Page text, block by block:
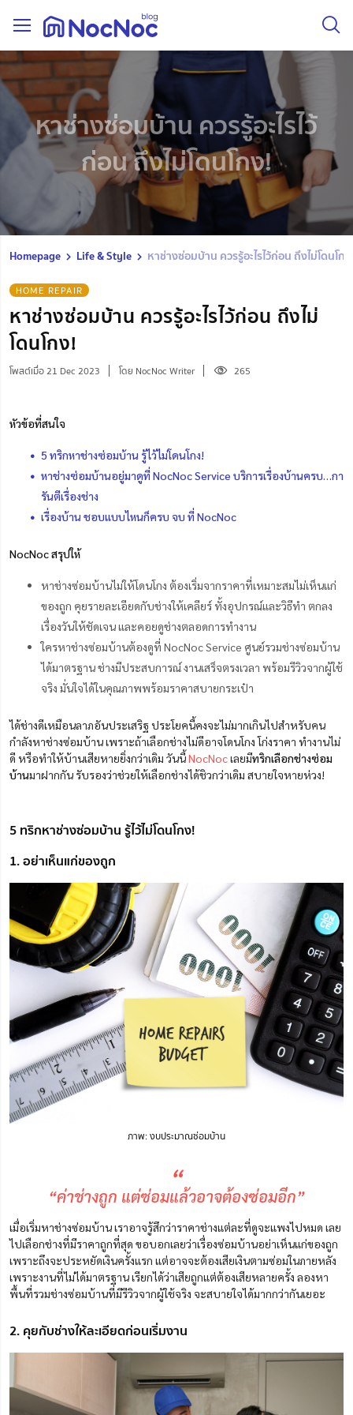
หาช่างซ่อมบ้าน ควรรู้อะไรไว้
ก่อน ถึงไม่โดนโกง!
Homepage Life & Style หาช่างซ่อมบ้าน ควรรู้อะไรไว้ก่อน ถึงไม่โดนโก
HOME REPAIR
หาช่างซ่อมบ้าน ควรรู้อะไรไว้ก่อน ถึงไม่
โดนโกง!
โพสต์เมื่อ 21 Dec 2023 โดย NocNoc Writer 265
หัวข้อที่สนใจ
5 ทริกหาช่างซ่อมบ้าน รู้ไว้ไม่โดนโกง!
หาช่างซ่อมบ้านอยู่มาดูที่ NocNoc Service บริการเรื่องบ้านครบ…กา
รันตีเรื่องช่าง
เรื่องบ้าน ชอบแบบไหนก็ครบ จบ ที่ NocNoc
NocNoc สรุปให้
หาช่างซ่อมบ้านไม่ให้โดนโกง ต้องเริ่มจากราคาที่เหมาะสมไม่เห็นแก่
ของถูก คุยรายละเอียดกับช่างให้เคลียร์ ทั้งอุปกรณ์และวิธีทำ ตกลง
เรื่องวันให้ชัดเจน และคอยดูช่างตลอดการทำงาน
ใครหาช่างซ่อมบ้านต้องดูที่ NocNoc Service ศูนย์รวมช่างซ่อมบ้าน
ได้มาตรฐาน ช่างมีประสบการณ์ งานเสร็จตรงเวลา พร้อมรีวิวจากผู้ใช้
จริง มั่นใจได้ในคุณภาพพร้อมราคาสบายกระเป๋า
ได้ช่างดีเหมือนลาภอันประเสริฐ ประโยคนี้คงจะไม่มากเกินไปสำหรับคน
กำลังหาช่างซ่อมบ้าน เพราะถ้าเลือกช่างไม่ดีอาจโดนโกง โก่งราคา ทำงานไม่
ดี หรือทำให้บ้านเสียหายยิ่งกว่าเดิม วันนี้NocNocเลยมีทริกเลือกช่างซ่อม
บ้านมาฝากกัน รับรองว่าช่วยให้เลือกช่างได้ชิวกว่าเดิม สบายใจหายห่วง!
5 ทริกหาช่างซ่อมบ้าน รู้ไว้ไม่โดนโกง!
1. อย่าเห็นแก่ของถูก
ภาพ: งบประมาณซ่อมบ้าน
“
“ค่าช่างถูก แต่ซ่อมแล้วอาจต้องซ่อมอีก”
เมื่อเริ่มหาช่างซ่อมบ้าน เราอาจรู้สึกว่าราคาช่างแต่ละที่ดูจะแพงไปหมด เลย
ไปเลือกช่างที่มีราคาถูกที่สุด ขอบอกเลยว่าเรื่องซ่อมบ้านอย่าเห็นแก่ของถูก
เพราะถึงจะประหยัดเงินครั้งแรก แต่อาจจะต้องเสียเงินตามซ่อมในภายหลัง
เพราะงานที่ไม่ได้มาตรฐาน เรียกได้ว่าเสียถูกแต่ต้องเสียหลายครั้ง ลองหา
พื้นที่รวมช่างซ่อมบ้านที่มีรีวิวจากผู้ใช้จริง จะสบายใจได้มากกว่ากันเยอะ
2. คุยกับช่างให้ละเอียดก่อนเริ่มงาน